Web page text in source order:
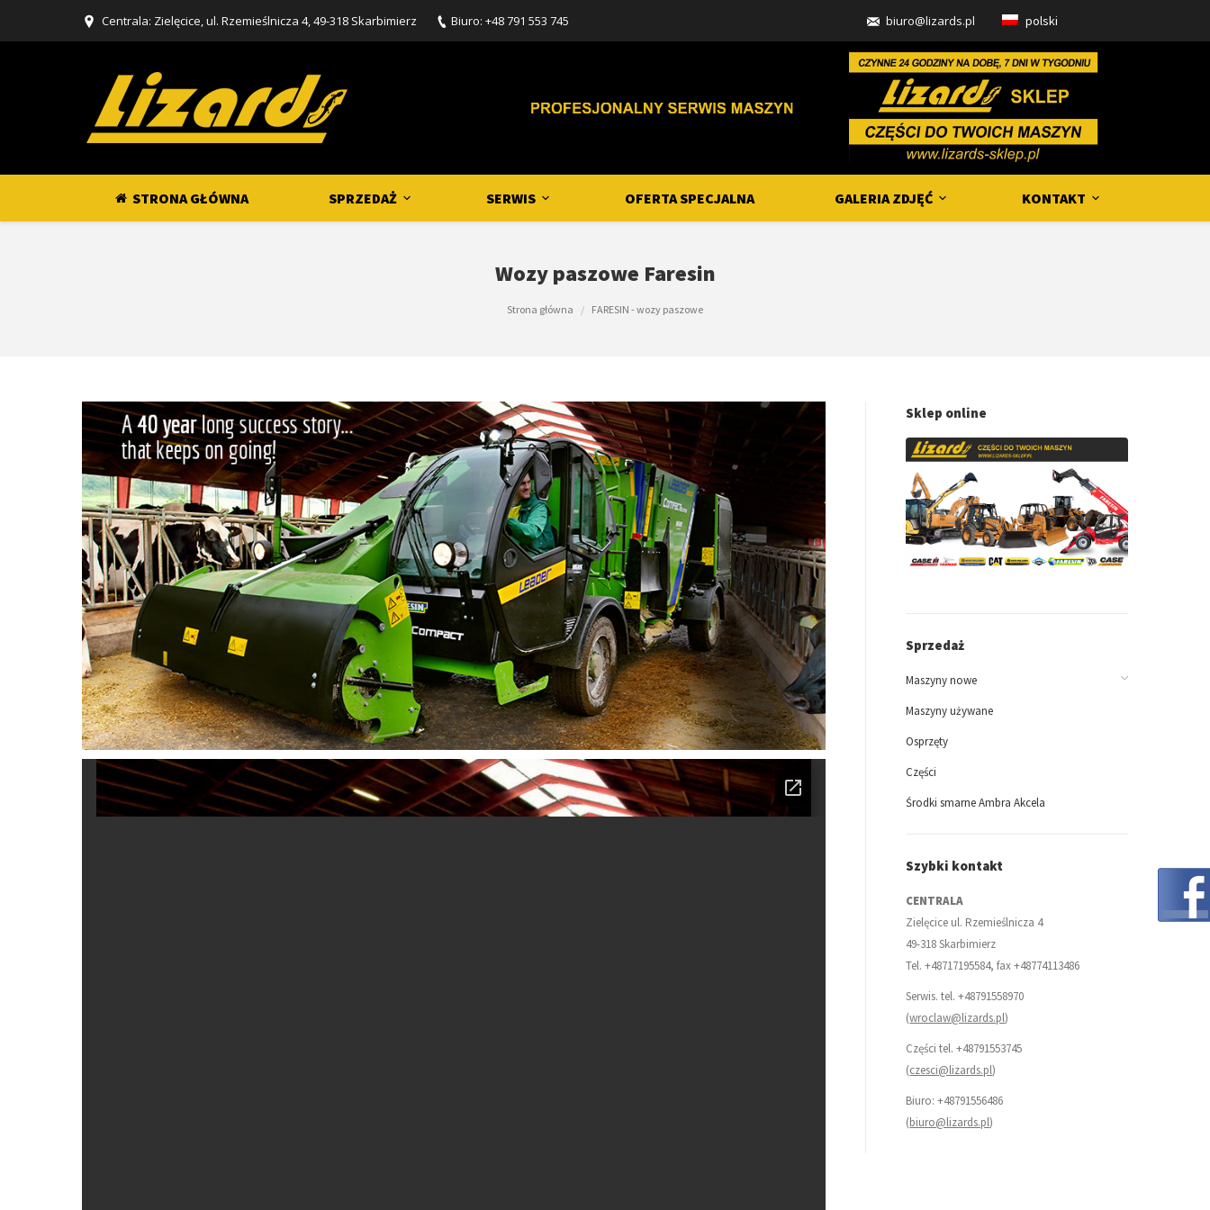
Centrala: Zielęcice, ul. Rzemieślnicza 4, 49-318 Skarbimierz Biuro: +48 791 553 745 biuro@lizards.pl polski
STRONA GŁÓWNA SPRZEDAŻ SERWIS OFERTA SPECJALNA GALERIA ZDJĘĆ KONTAKT
Wozy paszowe Faresin
Strona główna FARESIN - wozy paszowe
Sklep online
Sprzedaż
Maszyny nowe
Maszyny używane
Osprzęty
Części
Środki smarne Ambra Akcela
Szybki kontakt
CENTRALA
Zielęcice ul. Rzemieślnicza 4
49-318 Skarbimierz
Tel. +48717195584, fax +48774113486
Serwis. tel. +48791558970
(wroclaw@lizards.pl)
Części tel. +48791553745
(czesci@lizards.pl)
Biuro: +48791556486
(biuro@lizards.pl)